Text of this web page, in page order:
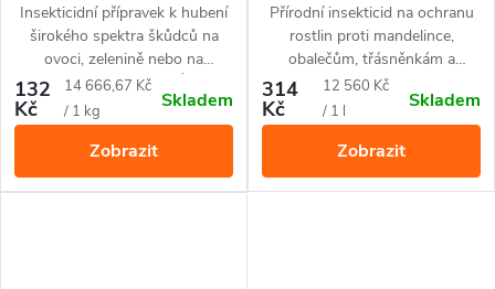
zeleniny a okrasných rostlin
Insekticidní přípravek k hubení
širokého spektra škůdců na
ovoci, zelenině nebo na
okrasných rostlinách. Účinný
proti mandelinkám, mšicím,
obaleči jablečnému, molicím,
vlnatce krvavé a dřepčíkům.
132
Kč
Měrná
cena:
14 666,67 Kč
/ 1 kg
Skladem
Zobrazit
Přírodní insekticid na ochranu
rostlin proti mandelince,
obalečům, třásněnkám a
housenkám motýlů.
314
Kč
Měrná
cena:
12 560 Kč
/ 1 l
Skladem
Zobrazit